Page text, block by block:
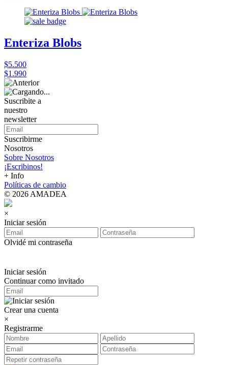
Enteriza Blobs
$5.500
$1.990
Suscribite a
nuestro
newsletter
Suscribirme
Nosotros
Sobre Nosotros
¡Escribinos!
+ Info
Políticas de cambio
© 2026 AMADEA
×
Iniciar sesión
Olvidé mi contraseña
Iniciar sesión
Continuar como invitado
Crear una cuenta
×
Registrarme